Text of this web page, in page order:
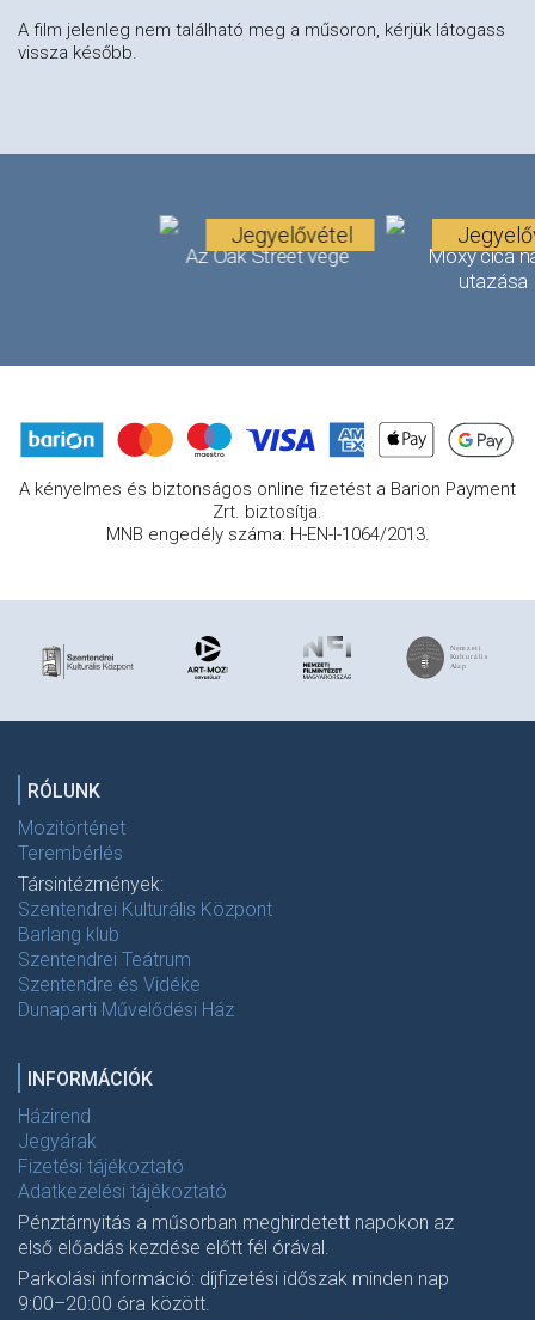
A film jelenleg nem található meg a műsoron, kérjük látogass
vissza később.
Az Oak Street vége
Jegyelővétel
Moxy cica
utazása
A kényelmes és biztonságos online fizetést a Barion Payment
Zrt. biztosítja.
MNB engedély száma: H-EN-I-1064/2013.
RÓLUNK
Mozitörténet
Terembérlés
Társintézmények:
Szentendrei Kulturális Központ
Barlang klub
Szentendrei Teátrum
Szentendre és Vidéke
Dunaparti Művelődési Ház
INFORMÁCIÓK
Házirend
Jegyárak
Fizetési tájékoztató
Adatkezelési tájékoztató
Pénztárnyitás a műsorban meghirdetett napokon az
első előadás kezdése előtt fél órával.
Parkolási információ: díjfizetési időszak minden nap
9:00–20:00 óra között.